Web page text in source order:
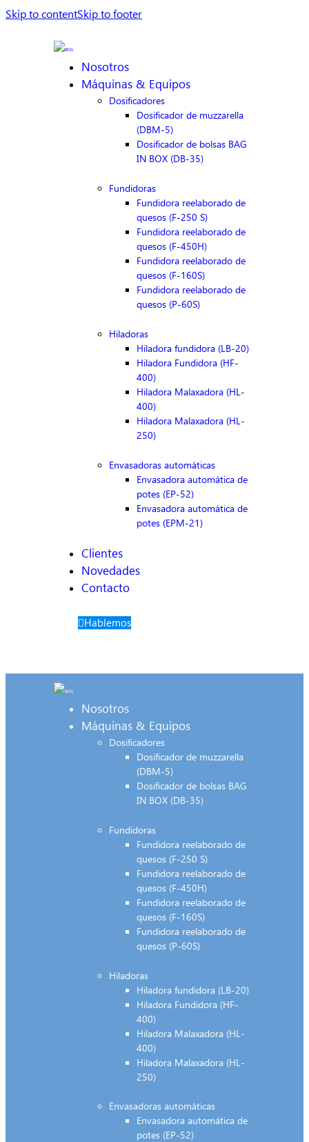
Skip to contentSkip to footer
Nosotros
Máquinas & Equipos
Dosificadores
Dosificador de muzzarella
(DBM-5)
Dosificador de bolsas BAG
IN BOX (DB-35)
Fundidoras
Fundidora reelaborado de
quesos (F-250 S)
Fundidora reelaborado de
quesos (F-450H)
Fundidora reelaborado de
quesos (F-160S)
Fundidora reelaborado de
quesos (P-60S)
Hiladoras
Hiladora fundidora (LB-20)
Hiladora Fundidora (HF-
400)
Hiladora Malaxadora (HL-
400)
Hiladora Malaxadora (HL-
250)
Envasadoras automáticas
Envasadora automática de
potes (EP-52)
Envasadora automática de
potes (EPM-21)
Clientes
Novedades
Contacto
Hablemos
Nosotros
Máquinas & Equipos
Dosificadores
Dosificador de muzzarella
(DBM-5)
Dosificador de bolsas BAG
IN BOX (DB-35)
Fundidoras
Fundidora reelaborado de
quesos (F-250 S)
Fundidora reelaborado de
quesos (F-450H)
Fundidora reelaborado de
quesos (F-160S)
Fundidora reelaborado de
quesos (P-60S)
Hiladoras
Hiladora fundidora (LB-20)
Hiladora Fundidora (HF-
400)
Hiladora Malaxadora (HL-
400)
Hiladora Malaxadora (HL-
250)
Envasadoras automáticas
Envasadora automática de
potes (EP-52)